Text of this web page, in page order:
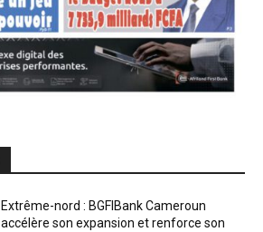
Extrême-nord : BGFIBank Cameroun
accélère son expansion et renforce son